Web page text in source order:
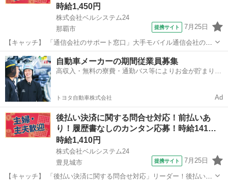
時給1,450円
株式会社ベルシステム24
那覇市
提携サイト 7月25日
【キャッチ】 「通信会社のサポート窓口」大手モバイル通信会社のコ
ールセンター！週2日～OK！扶養内OK！9月開始 【コメント】 ベルシ
ステム24には経験や資格一切不問のお仕事も多数(^^♪ ＃扶養内・Wワ
ーク ＃週2のス...
沖縄 那覇市 電話対応
自動車メーカーの期間従業員募集
高収入・無料の寮費・通勤バス等によりお金が貯まりや
トヨタ自動車株式会社 Ad
後払い決済に関する問合せ対応！前払いあ
り！履歴書なしのカンタン応募！時給141…
時給1,410円
株式会社ベルシステム24
豊見城市
提携サイト 7月25日
【キャッチ】 「後払い決済に関する問合せ対応」リーダー！後払い決